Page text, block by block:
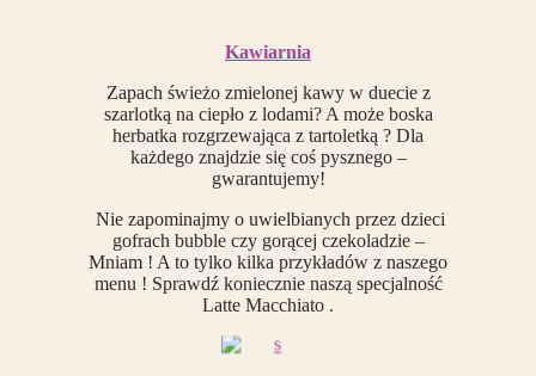
Kawiarnia
Zapach świeżo zmielonej kawy w duecie z
szarlotką na ciepło z lodami? A może boska
herbatka rozgrzewająca z tartoletką ? Dla
każdego znajdzie się coś pysznego –
gwarantujemy!
Nie zapominajmy o uwielbianych przez dzieci
gofrach bubble czy gorącej czekoladzie –
Mniam ! A to tylko kilka przykładów z naszego
menu ! Sprawdź koniecznie naszą specjalność
Latte Macchiato .